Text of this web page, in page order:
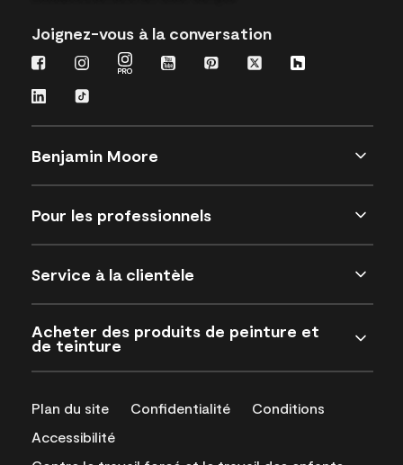
Joignez-vous à la conversation
Benjamin Moore
Pour les professionnels
Service à la clientèle
Acheter des produits de peinture et
de teinture
Plan du site Confidentialité
Conditions
Accessibilité